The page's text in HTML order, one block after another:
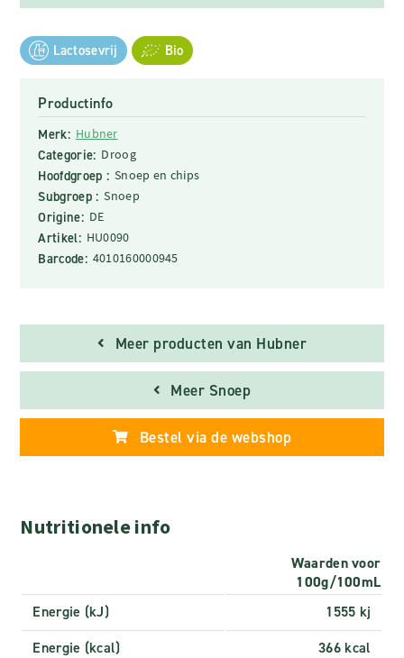
Lactosevrij Bio
Productinfo
Merk: Hubner
Categorie: Droog
Hoofdgroep : Snoep en chips
Subgroep : Snoep
Origine: DE
Artikel: HU0090
Barcode: 4010160000945
Meer producten van Hubner
Meer Snoep
Bestel via de webshop
Nutritionele info
Waarden voor
100g/100mL
Energie (kJ)
1555 kj
Energie (kcal)
366 kcal